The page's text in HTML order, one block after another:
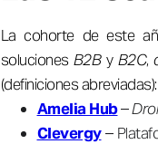
La cohorte de este
soluciones B2By B2C,
(definiciones abreviadas):
Amelia Hub–
Clevergy–